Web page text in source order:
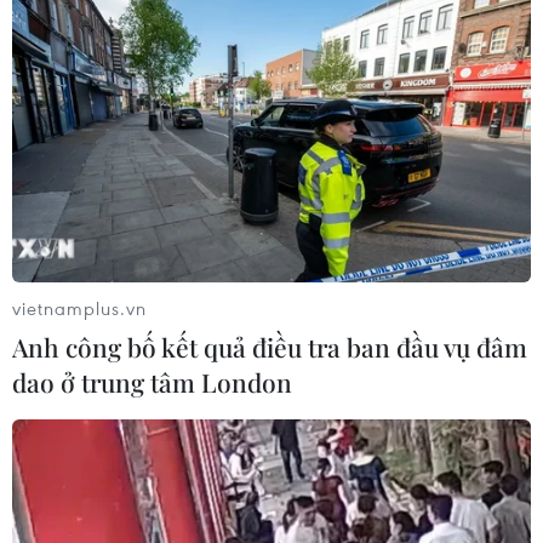
các nước ASEAN và Hàn Quốc thảo luận, đưa ra
cơ chế thực thi quy tắc xuất xứ theo HS mới.
Bà Sasikanya PONIEN, đồng Chủ tịch Tiểu ban Quy tắc xuất xứ
Hiệp định ASEAN- Hàn Quốc, phát biểu tại Hội nghị Chuyển đổi
quy tắc cụ thể mặt hàng trong khuôn khổ AKFTA. (Ảnh: Đức
vietnamplus.vn
Anh công bố kết quả điều tra ban đầu vụ đâm
dao ở trung tâm London